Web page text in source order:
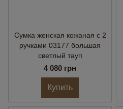
Сумка женская кожаная с 2
ручками 03177 большая
светлый тауп
4 080 грн
Купить